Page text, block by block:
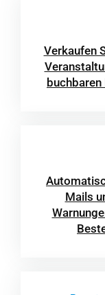
Verkaufen
Mails